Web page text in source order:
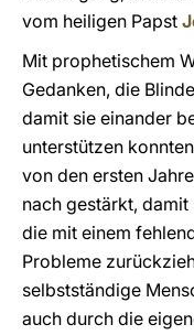
vom heiligen Papst
Mit prophetischem
Gedanken, die
damit sie einander
unterstützen
von den ersten
nach gestärkt,
die mit einem
Probleme
selbstständige
auch durch die